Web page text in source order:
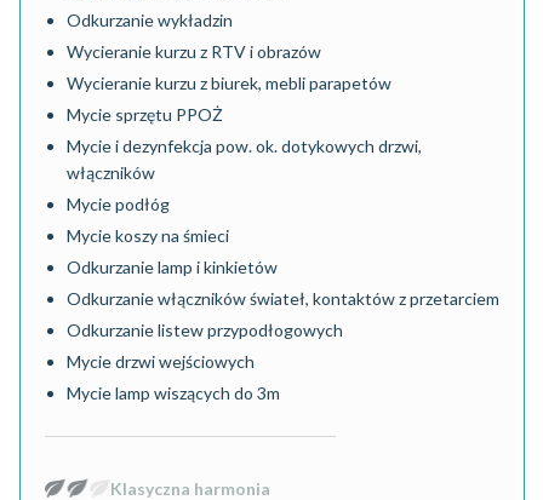
Odkurzanie wykładzin
Wycieranie kurzu z RTV i obrazów
Wycieranie kurzu z biurek, mebli parapetów
Mycie sprzętu PPOŻ
Mycie i dezynfekcja pow. ok. dotykowych drzwi,
włączników
Mycie podłóg
Mycie koszy na śmieci
Odkurzanie lamp i kinkietów
Odkurzanie włączników świateł, kontaktów z przetarciem
Odkurzanie listew przypodłogowych
Mycie drzwi wejściowych
Mycie lamp wiszących do 3m
Klasyczna harmonia